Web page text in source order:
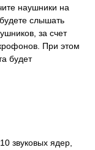
наушники на
слышать
за счет
При этом
будет
звуковых ядер,